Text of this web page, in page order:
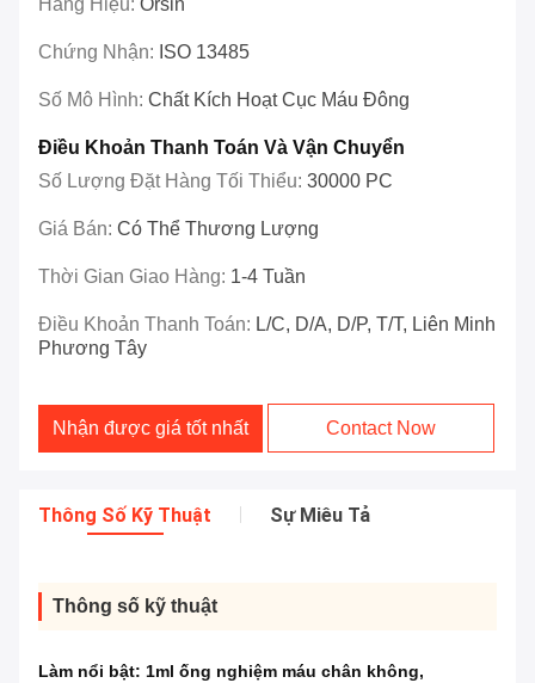
Hàng Hiệu: Orsin
Chứng Nhận: ISO 13485
Số Mô Hình: Chất Kích Hoạt Cục Máu Đông
Điều Khoản Thanh Toán Và Vận Chuyển
Số Lượng Đặt Hàng Tối Thiểu: 30000 PC
Giá Bán: Có Thể Thương Lượng
Thời Gian Giao Hàng: 1-4 Tuần
Điều Khoản Thanh Toán: L/C, D/A, D/P, T/T, Liên Minh
Phương Tây
Nhận được giá tốt nhất Contact Now
Thông Số Kỹ Thuật Sự Miêu Tả
Thông số kỹ thuật
Làm nổi bật: 1ml ống nghiệm máu chân không,